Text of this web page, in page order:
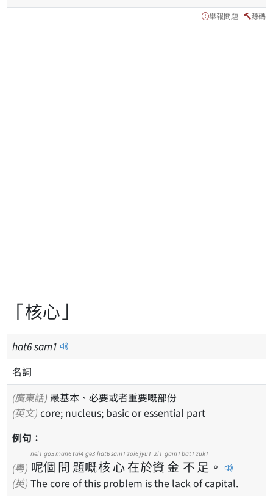
舉報問題 源碼
「核心」
hat6sam1
名詞
(廣東話) 最基本、必要或者重要嘅部份
(英文) core; nucleus; basic or essential part
例句：
(粵) 呢
nei1
個
go3
問
man6
題
tai4
嘅
ge3
核
hat6
心
sam1
在
zoi6
於
jyu1
資
zi1
金
gam1
不
bat1
足
zuk1
。
(英) The core of this problem is the lack of capital.